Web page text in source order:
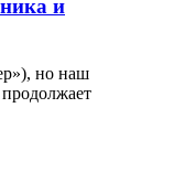
и
но наш